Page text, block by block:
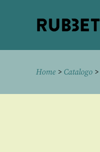
Home > Catalogo >